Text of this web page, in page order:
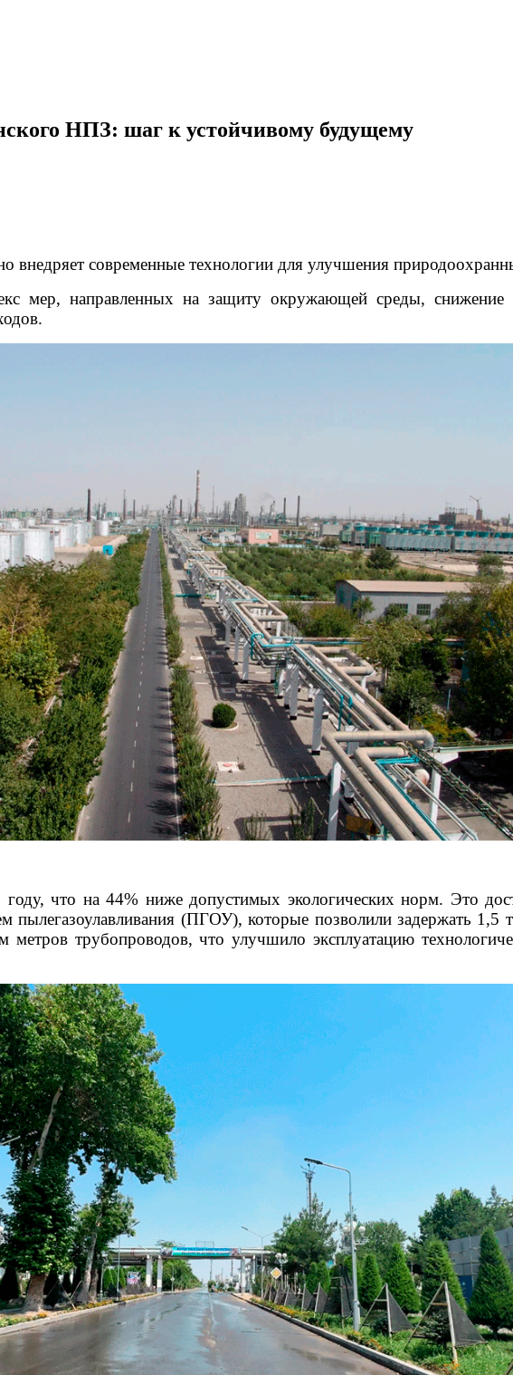
НПЗ: шаг к устойчивому будущему
внедряет современные технологии для улучшения
мер, направленных на защиту окружающей среды, снижение
что на 44% ниже допустимых экологических норм. Это
пылегазоулавливания (ПГОУ), которые позволили задержать
трубопроводов, что улучшило эксплуатацию